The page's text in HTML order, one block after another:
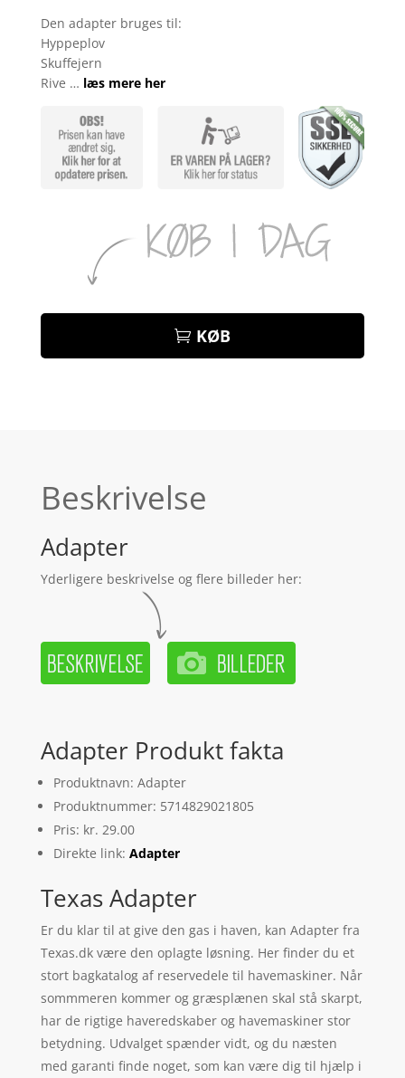
Den adapter bruges til:
Hyppeplov
Skuffejern
Rive … læs mere her
KØB
Beskrivelse
Adapter
Yderligere beskrivelse og flere billeder her:
Adapter Produkt fakta
Produktnavn: Adapter
Produktnummer: 5714829021805
Pris: kr. 29.00
Direkte link: Adapter
Texas Adapter
Er du klar til at give den gas i haven, kan Adapter fra
Texas.dk være den oplagte løsning. Her finder du et
stort bagkatalog af reservedele til havemaskiner. Når
sommmeren kommer og græsplænen skal stå skarpt,
har de rigtige haveredskaber og havemaskiner stor
betydning. Udvalget spænder vidt, og du næsten
med garanti finde noget, som kan være dig til hjælp i